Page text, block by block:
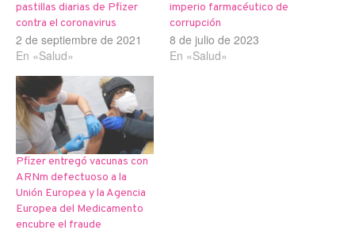
pastillas diarias de Pfizer
contra el coronavirus
2 de septiembre de 2021
En «Salud»
imperio farmacéutico de
corrupción
8 de julio de 2023
En «Salud»
Pfizer entregó vacunas con
ARNm defectuoso a la
Unión Europea y la Agencia
Europea del Medicamento
encubre el fraude